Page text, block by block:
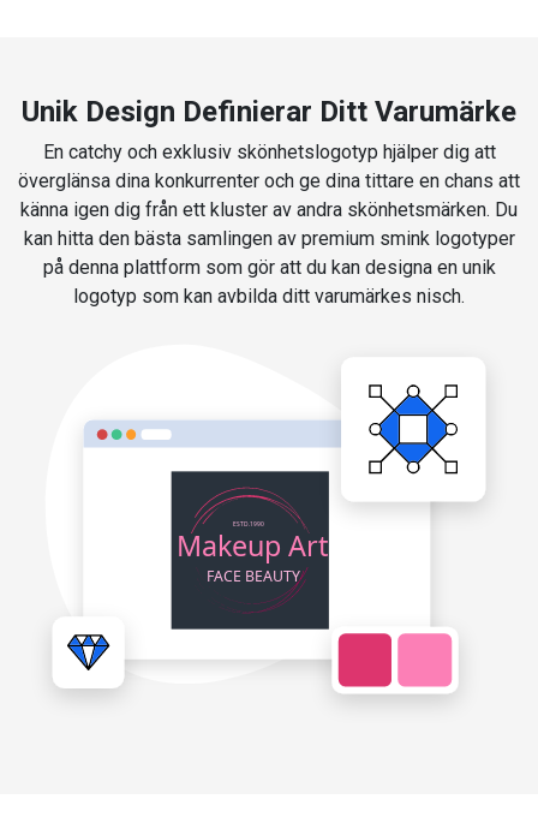
Unik Design Definierar Ditt Varumärke
En catchy och exklusiv skönhetslogotyp hjälper dig att
överglänsa dina konkurrenter och ge dina tittare en chans att
känna igen dig från ett kluster av andra skönhetsmärken. Du
kan hitta den bästa samlingen av premium smink logotyper
på denna plattform som gör att du kan designa en unik
logotyp som kan avbilda ditt varumärkes nisch.